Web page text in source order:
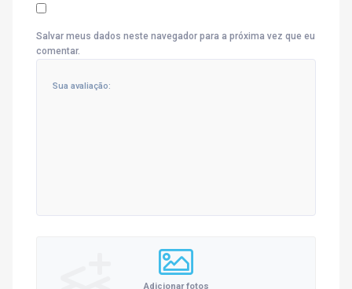
Salvar meus dados neste navegador para a próxima vez que eu
comentar.
Adicionar fotos